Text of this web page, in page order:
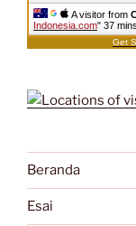
A visitor from
Indonesia.com" 37
Get
Beranda
Esai